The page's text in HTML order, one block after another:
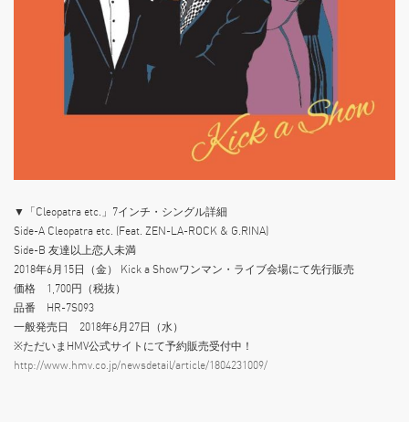
▼「Cleopatra etc.」7インチ・シングル詳細
Side-A Cleopatra etc. (Feat. ZEN-LA-ROCK & G.RINA)
Side-B 友達以上恋人未満
2018年6月15日（金） Kick a Showワンマン・ライブ会場にて先行販売
価格 1,700円（税抜）
品番 HR-7S093
一般発売日 2018年6月27日（水）
※ただいまHMV公式サイトにて予約販売受付中！
http://www.hmv.co.jp/newsdetail/article/1804231009/